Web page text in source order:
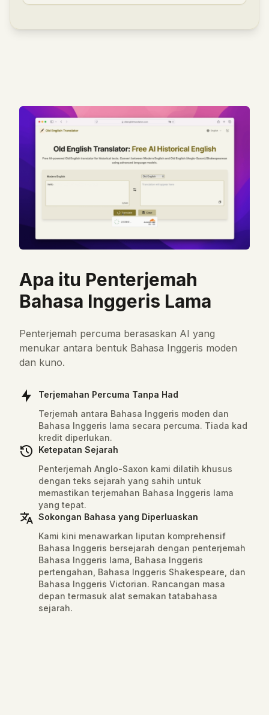
Modern Old Old
Enter Modern English Word
Dictionary Result
Enter a word and click AI Search to see
detailed Old English translation and analysis
Apa itu Penterjemah
Bahasa Inggeris Lama
Penterjemah percuma berasaskan AI yang
menukar antara bentuk Bahasa Inggeris moden
dan kuno.
Terjemahan Percuma Tanpa Had
Terjemah antara Bahasa Inggeris moden dan
Bahasa Inggeris lama secara percuma. Tiada kad
kredit diperlukan.
Ketepatan Sejarah
Penterjemah Anglo-Saxon kami dilatih khusus
dengan teks sejarah yang sahih untuk
memastikan terjemahan Bahasa Inggeris lama
yang tepat.
Sokongan Bahasa yang Diperluaskan
Kami kini menawarkan liputan komprehensif
Bahasa Inggeris bersejarah dengan penterjemah
Bahasa Inggeris lama, Bahasa Inggeris
pertengahan, Bahasa Inggeris Shakespeare, dan
Bahasa Inggeris Victorian. Rancangan masa
depan termasuk alat semakan tatabahasa
sejarah.